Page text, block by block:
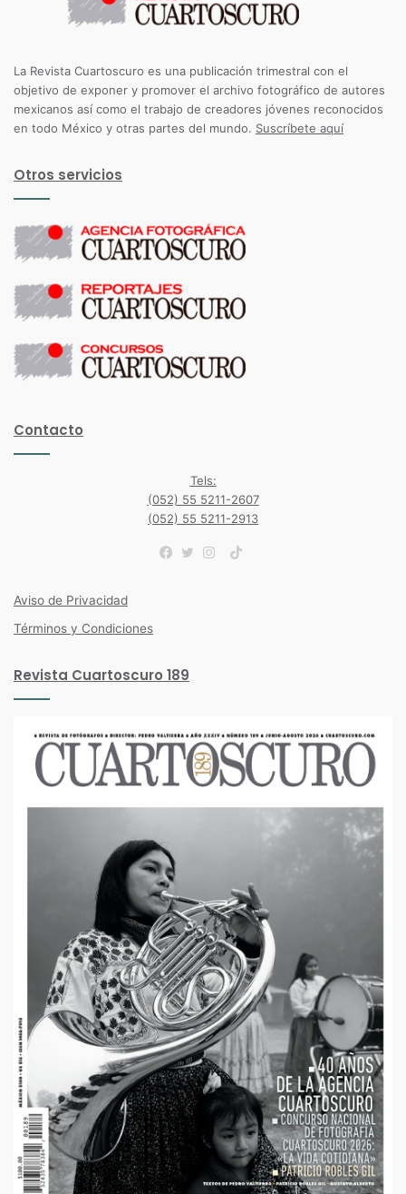
La Revista Cuartoscuro es una publicación trimestral con el
objetivo de exponer y promover el archivo fotográfico de autores
mexicanos así como el trabajo de creadores jóvenes reconocidos
en todo México y otras partes del mundo. Suscríbete aquí
Otros servicios
Contacto
Tels:
(052) 55 5211-2607
(052) 55 5211-2913
TikTok
Aviso de Privacidad
Términos y Condiciones
Revista Cuartoscuro 189